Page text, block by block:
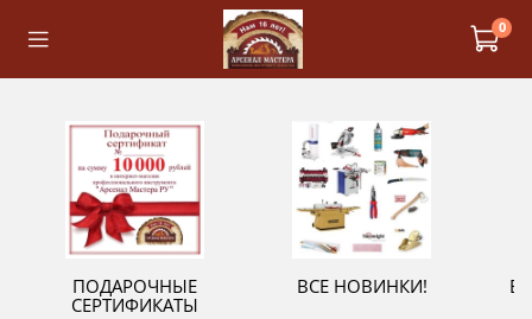
0
ПОДАРОЧНЫЕ
СЕРТИФИКАТЫ
ВСЕ НОВИНКИ!